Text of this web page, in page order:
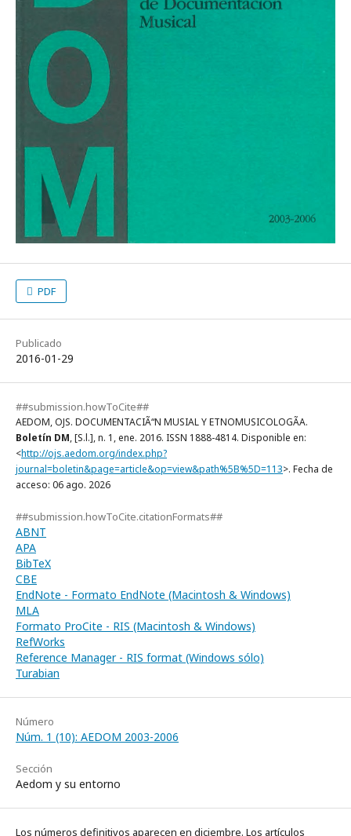
PDF
Publicado
2016-01-29
##submission.howToCite##
AEDOM, OJS. DOCUMENTACIÃ“N MUSIAL Y ETNOMUSICOLOGÃA.
Boletín DM, [S.l.], n. 1, ene. 2016. ISSN 1888-4814. Disponible en:
<http://ojs.aedom.org/index.php?
journal=boletin&page=article&op=view&path%5B%5D=113>. Fecha de
acceso: 06 ago. 2026
##submission.howToCite.citationFormats##
ABNT
APA
BibTeX
CBE
EndNote - Formato EndNote (Macintosh & Windows)
MLA
Formato ProCite - RIS (Macintosh & Windows)
RefWorks
Reference Manager - RIS format (Windows sólo)
Turabian
Número
Núm. 1 (10): AEDOM 2003-2006
Sección
Aedom y su entorno
Los números definitivos aparecen en diciembre. Los artículos